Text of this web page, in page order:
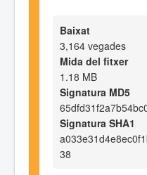
Baixat
3,164 vegades
Mida del fitxer
1.18 MB
Signatura MD5
Signatura SHA1
38